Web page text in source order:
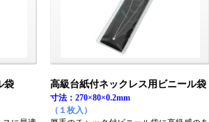
袋 高級台紙付ネックレス用ビニール袋
寸法：270×80×0.2mm
（１枚入）